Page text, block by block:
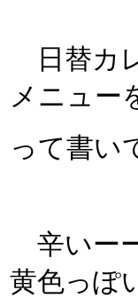
日替カ
メニュー
って書い
辛いー
黄色っぽ